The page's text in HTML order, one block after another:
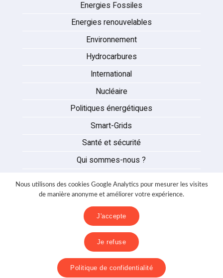
Energies Fossiles
Energies renouvelables
Environnement
Hydrocarbures
International
Nucléaire
Politiques énergétiques
Smart-Grids
Santé et sécurité
Qui sommes-nous ?
Partenaires
Nous contacter
Politique de confidentialité
Nous utilisons des cookies Google Analytics pour mesurer les visites
de manière anonyme et améliorer votre expérience.
J'accepte
Je refuse
Politique de confidentialité